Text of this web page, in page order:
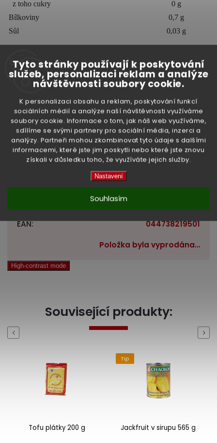
Tyto stránky používají k poskytování
služeb, personalizaci reklam a analýze
návštěvnosti soubory cookie.
K personalizaci obsahu a reklam, poskytování funkcí
sociálních médií a analýze naší návštěvnosti využíváme
soubory cookie. Informace o tom, jak náš web využíváme,
sdílíme se svými partnery pro sociální média, inzerci a
analýzy. Partneři mohou zkombinovat tyto údaje s dalšími
informacemi, které jste jim poskytli nebo které jste znovu
získali v důsledku toho, že využíváte jejich služby.
Nastavení
Souhlasím
z toho cukry
0 g
Bílkoviny
0,7 g
Sůl
0,03 g
Hmotnost: 565 g, po odkapání 300 g
Země původu:Thajsko
Doplňkové parametry
EAN: 044738219501
Položka byla vyprodána…
High-contrast mode
Související produkty:
Previous
Tofu plátky 200 g
Tip
Jackfruit v sirupu 565 g
Next